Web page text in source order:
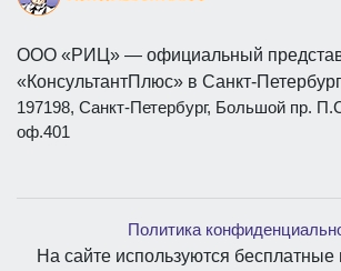
ООО «РИЦ» — официальный
«КонсультантПлюс» в Санкт-
197198, Санкт-Петербург, Большой пр.
оф.401
Политика
На сайте используются